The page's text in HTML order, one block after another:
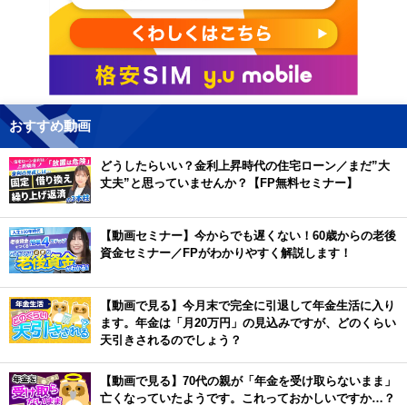
おすすめ動画
どうしたらいい？金利上昇時代の住宅ローン／まだ”大
丈夫”と思っていませんか？【FP無料セミナー】
【動画セミナー】今からでも遅くない！60歳からの老後
資金セミナー／FPがわかりやすく解説します！
【動画で見る】今月末で完全に引退して年金生活に入り
ます。年金は「月20万円」の見込みですが、どのくらい
天引きされるのでしょう？
【動画で見る】70代の親が「年金を受け取らないまま」
亡くなっていたようです。これっておかしいですか…？